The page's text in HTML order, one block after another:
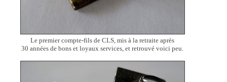
Le premier compte-fils de CLS, mis à la retraite après
30 années de bons et loyaux services, et retrouvé voici peu.